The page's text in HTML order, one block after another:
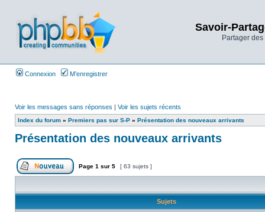
Savoir-
Partager
Connexion M’enregistrer
Voir les messages sans réponses | Voir les sujets récents
Index du forum » Premiers pas sur S-P » Présentation des nouveaux arrivants
Présentation des nouveaux arrivants
Page 1 sur 5 [ 63 sujets ]
Sujets